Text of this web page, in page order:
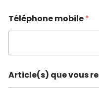
Téléphone mobile*
Article(s) que vous